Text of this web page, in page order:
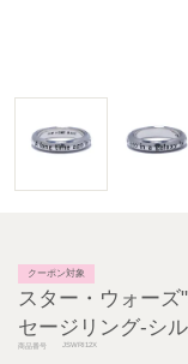
クーポン対象
スター・ウォー
セージリング-シ
商品番号 JSWRI12X